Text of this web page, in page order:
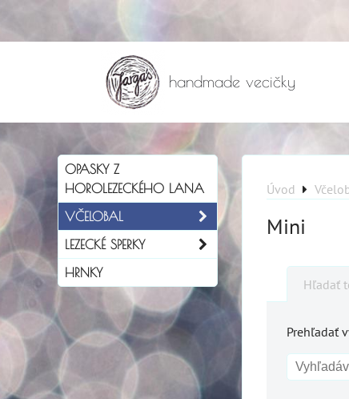
handmade vecičky
Úvod
Mini
Hľadať
Prehľadať
OPASKY Z
HOROLEZECKÉHO LANA
VČELOBAL
LEZECKÉ SPERKY
HRNKY